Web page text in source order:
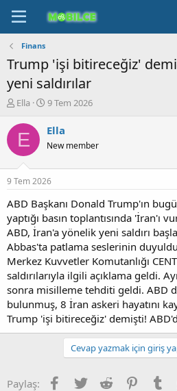
Finans
Trump 'işi bitireceğiz'
yeni saldırılar
K
n
b
u
u
b
a
l
a
t
a
n
Ella
B
ş
a
g
ı
ç
a
r
i
h
i
9 Tem 2026
E Ella
New member
9 Tem 2026
ABD Başkanı Donald Trump'ın
yaptığı basın toplantısında 'İran'ı
ABD, İran'a yönelik yeni saldırı
Abbas'ta patlama seslerinin
Merkez Kuvvetler Komutanlığı
saldırılarıyla ilgili açıklama geldi.
sonra misilleme tehditi geldi. ABD
bulunmuş, 8 İran askeri hayatını
Trump 'işi bitireceğiz' demişti!
Cevap yazmak için giriş
Paylaş: Facebook
Twitter Reddit